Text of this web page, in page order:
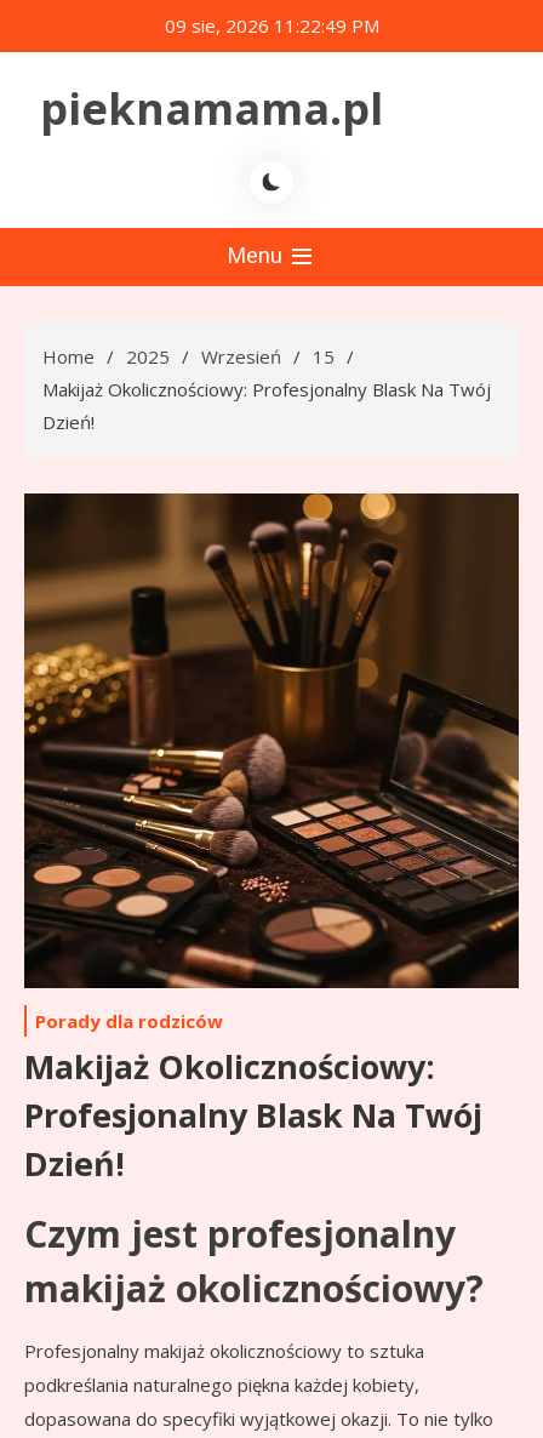
to
09 sie, 2026 11:22:50 PM
pieknamama.pl
Menu
Home 2025 Wrzesień
15
Makijaż Okolicznościowy: Profesjonalny Blask Na Twój
Dzień!
Porady dla rodziców
Makijaż Okolicznościowy:
Profesjonalny Blask Na Twój
Dzień!
Czym jest profesjonalny
makijaż okolicznościowy?
Profesjonalny makijaż okolicznościowy to sztuka
podkreślania naturalnego piękna każdej kobiety,
dopasowana do specyfiki wyjątkowej okazji. To nie tylko